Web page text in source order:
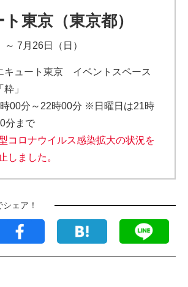
東京（東京都）
7月26日（日）
キュート東京 イベントスペース
「粋」
00分～22時00分 ※日曜日は21時
分まで
コロナウイルス感染拡大の状況を
しました。
ェア！